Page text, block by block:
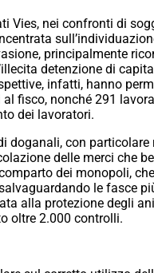
Vies, nei confronti di
principalmente
detenzione di
infatti, hanno
fisco, nonché 291
dei lavoratori.
doganali, con particolare
delle merci che
dei monopoli,
le fasce
alla protezione degli
oltre 2.000 controlli.